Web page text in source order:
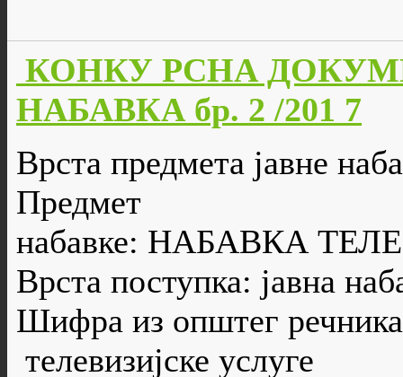
КОНКУ РСНА
НАБАВКА бр. 2 /201 7
Врста предмета јавне
Предмет
набавке: НАБАВКА
Врста поступка: јавна
Шифра из општег
телевизијске услуге